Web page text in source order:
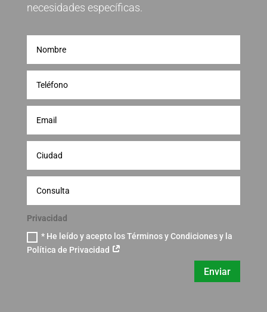
necesidades específicas.
Privacidad
* He leído y acepto los Términos y Condiciones y la
Política de Privacidad
Enviar